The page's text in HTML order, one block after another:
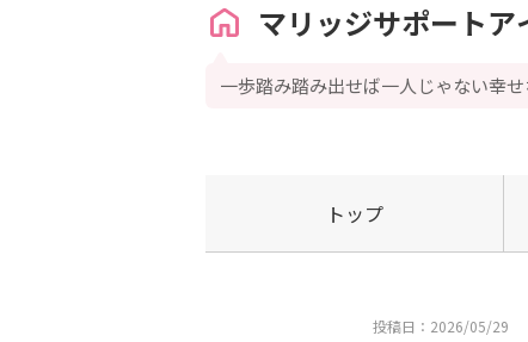
マリッジサポートア
一歩踏み踏み出せば一人じゃない幸せ
トップ
投稿日：2026/05/29